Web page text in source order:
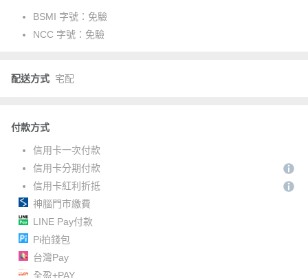
BSMI 字號： 免驗
NCC 字號： 免驗
配送方式 宅配
付款方式
信用卡一次付款
信用卡分期付款
信用卡紅利折抵
神腦門市繳費
LINE Pay付款
Pi拍錢包
台灣Pay
全盈+PAY